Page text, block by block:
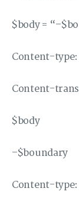
$body =
Content-
Content-
$body
–$boundary
Content-type: